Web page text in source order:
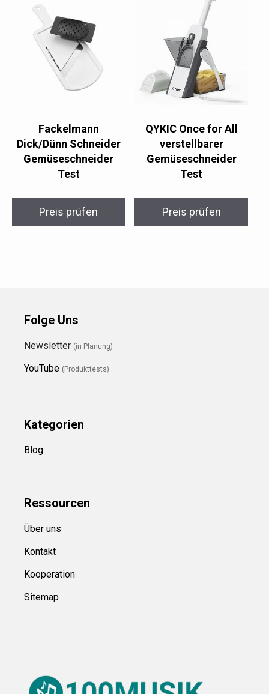
Fackelmann
Dick/Dünn Schneider
Gemüseschneider
Test
Preis prüfen
QYKIC Once for All
verstellbarer
Gemüseschneider
Test
Preis prüfen
Folge Uns
Newsletter (in Planung)
YouTube (Produkttests)
Kategorien
Blog
Ressourcen
Über uns
Kontakt
Kooperation
Sitemap